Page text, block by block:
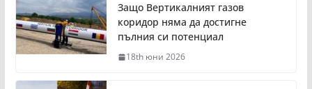
Защо Вертикалният газов
коридор няма да достигне
пълния си потенциал
18th юни 2026